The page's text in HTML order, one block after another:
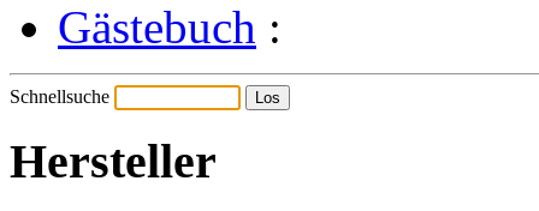
Gästebuch :
Schnellsuche
Hersteller